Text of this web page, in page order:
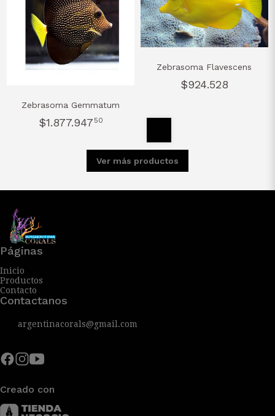
Zebrasoma Gemmatum
$1.877.947 50
Zebrasoma Flavescens
$924.528
Ver más productos
Páginas
Inicio
Productos
Contacto
Contactanos
argentinacorals@gmail.com
Creado con